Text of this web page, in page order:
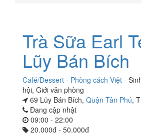
Trà Sữa Earl
Lũy Bán Bích
Café/Dessert - Phòng cách Việt -
hội, Giới văn phòng
69 Lũy Bán Bích, Quận Tân Phú,
Đang cập nhật
09:00 - 22:00
20.000đ - 50.000đ